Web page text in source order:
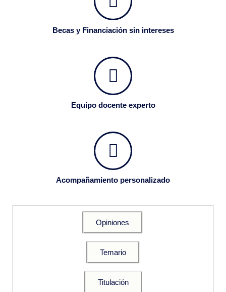
Becas y Financiación sin intereses
Equipo docente experto
Acompañamiento personalizado
Opiniones
Temario
Titulación